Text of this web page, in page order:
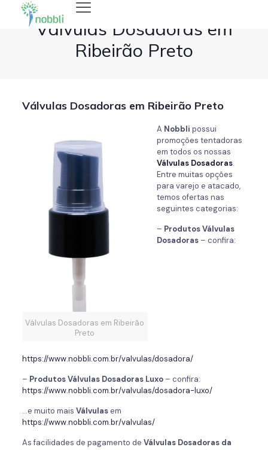
Válvulas Dosadoras em
Ribeirão Preto
Válvulas Dosadoras em Ribeirão Preto
Válvulas Dosadoras em Ribeirão
Preto
A Nobbli possui
promoções tentadoras
em todos os nossas
Válvulas Dosadoras.
Entre muitas opções
para varejo e atacado,
temos ofertas nas
seguintes categorias:
– Produtos Válvulas
Dosadoras– confira:
https://www.nobbli.com.br/valvulas/dosadora/
– Produtos Válvulas Dosadoras Luxo– confira:
https://www.nobbli.com.br/valvulas/dosadora-luxo/
…e muito mais Válvulasem
https://www.nobbli.com.br/valvulas/
As facilidades de pagamento de Válvulas Dosadoras da